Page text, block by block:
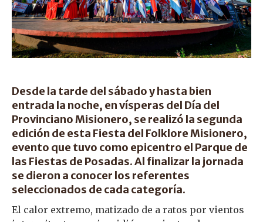
Desde la tarde del sábado y hasta bien
entrada la noche, en vísperas del Día del
Provinciano Misionero, se realizó la segunda
edición de esta Fiesta del Folklore Misionero,
evento que tuvo como epicentro el Parque de
las Fiestas de Posadas. Al finalizar la jornada
se dieron a conocer los referentes
seleccionados de cada categoría.
El calor extremo, matizado de a ratos por vientos